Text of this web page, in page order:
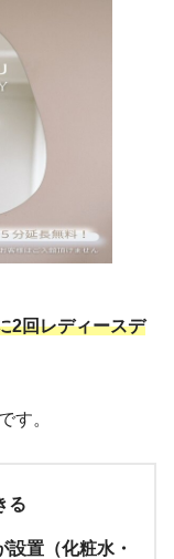
もOKな外
館する方法
2回レディースデ
す。
る
置（化粧水・